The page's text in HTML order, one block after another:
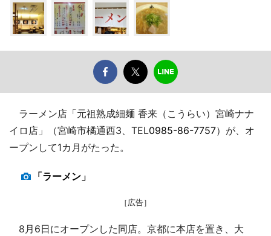
ラーメン店「元祖熟成細麺 香来（こうらい）宮崎ナナ
イロ店」（宮崎市橘通西3、TEL0985-86-7757）が、オ
ープンして1カ月がたった。
「ラーメン」
［広告］
8月6日にオープンした同店。京都に本店を置き、大